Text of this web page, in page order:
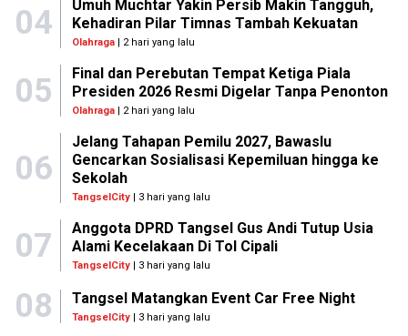
04
Umuh Muchtar Yakin Persib Makin Tangguh,
Kehadiran Pilar Timnas Tambah Kekuatan
Olahraga| 2 hari yang lalu
05
Final dan Perebutan Tempat Ketiga Piala
Presiden 2026 Resmi Digelar Tanpa Penonton
Olahraga| 2 hari yang lalu
06
Jelang Tahapan Pemilu 2027, Bawaslu
Gencarkan Sosialisasi Kepemiluan hingga ke
Sekolah
TangselCity| 3 hari yang lalu
07
Anggota DPRD Tangsel Gus Andi Tutup Usia
Alami Kecelakaan Di Tol Cipali
TangselCity| 3 hari yang lalu
08 Tangsel Matangkan Event Car Free Night
TangselCity | 3 hari yang lalu